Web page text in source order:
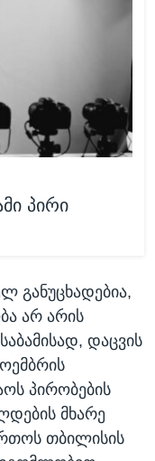
პირი
განუცხადებია,
არ არის
დაცვის
პირობების
მხარე
თბილისის